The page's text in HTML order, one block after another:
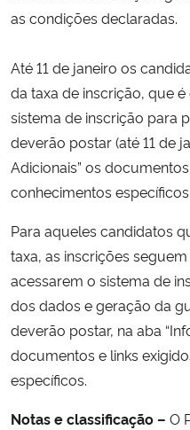
as condições declaradas.
Até 11 de janeiro os
da taxa de inscrição, que
sistema de inscrição para
deverão postar (até 11 de
Adicionais” os
conhecimentos
Para aqueles candidatos
taxa, as inscrições
acessarem o sistema de
dos dados e geração da
deverão postar, na aba
documentos e links
específicos.
Notas e classificação – O